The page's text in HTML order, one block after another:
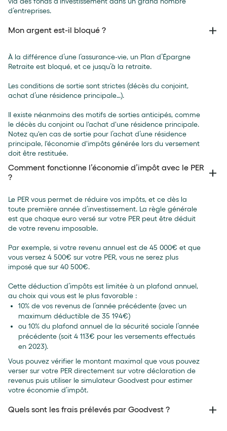
d’entreprises.
Mon argent est-il bloqué ?
À la différence d’une l’assurance-vie, un Plan d’Épargne
Retraite est bloqué, et ce jusqu’à la retraite.
Les conditions de sortie sont strictes (décès du conjoint,
achat d’une résidence principale…).
Il existe néanmoins des motifs de sorties anticipés, comme
le décès du conjoint ou l'achat d'une résidence principale.
Notez qu'en cas de sortie pour l’achat d’une résidence
principale, l'économie d'impôts générée lors du versement
doit être restituée.
Comment fonctionne l’économie d’impôt avec le PER
?
Le PER vous permet de réduire vos impôts, et ce dès la
toute première année d’investissement. La règle générale
est que chaque euro versé sur votre PER peut être déduit
de votre revenu imposable.
Par exemple, si votre revenu annuel est de 45 000€ et que
vous versez 4 500€ sur votre PER, vous ne serez plus
imposé que sur 40 500€.
Cette déduction d’impôts est limitée à un plafond annuel,
au choix qui vous est le plus favorable :
10% de vos revenus de l’année précédente (avec un
maximum déductible de 35 194€)
ou 10% du plafond annuel de la sécurité sociale l’année
précédente (soit 4 113€ pour les versements effectués
en 2023).
Vous pouvez vérifier le montant maximal que vous pouvez
verser sur votre PER directement sur votre déclaration de
revenus puis utiliser le simulateur Goodvest pour estimer
votre économie d’impôt.
Quels sont les frais prélevés par Goodvest ?